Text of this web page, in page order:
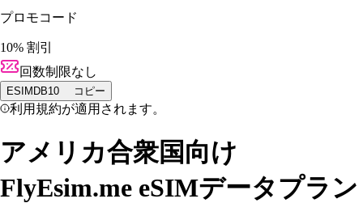
プロモコード
10% 割引
回数制限なし
ESIMDB10 コピー
利用規約が適用されます。
アメリカ合衆国向け
FlyEsim.me eSIMデータプラン